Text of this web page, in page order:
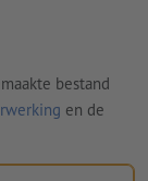
bestand
en de